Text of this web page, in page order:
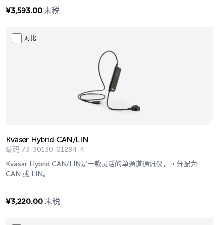
¥3,593.00 未税
对比
Kvaser Hybrid CAN/LIN
编码 73-30130-01284-4
Kvaser Hybrid CAN/LIN是一款灵活的单通道通讯仪，可分配为
CAN 或 LIN。
¥3,220.00 未税